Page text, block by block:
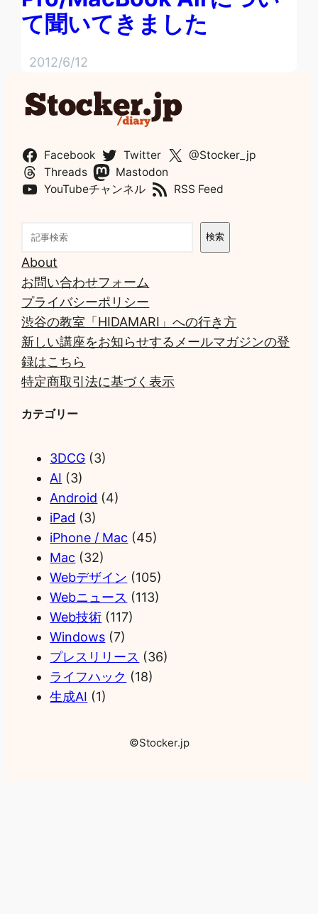
て聞いてきました
2012/6/12
Facebook Twitter
@Stocker_jp
Threads
Mastodon
YouTubeチャンネル
RSS Feed
検
検索
About
お問い合わせフォーム
プライバシーポリシー
渋谷の教室「HIDAMARI」への行き方
新しい講座をお知らせするメールマガジンの登
録はこちら
特定商取引法に基づく表示
カテゴリー
3DCG (3)
AI (3)
Android (4)
iPad (3)
iPhone / Mac (45)
Mac (32)
Webデザイン (105)
Webニュース (113)
Web技術 (117)
Windows (7)
プレスリリース (36)
ライフハック (18)
生成AI (1)
©Stocker.jp